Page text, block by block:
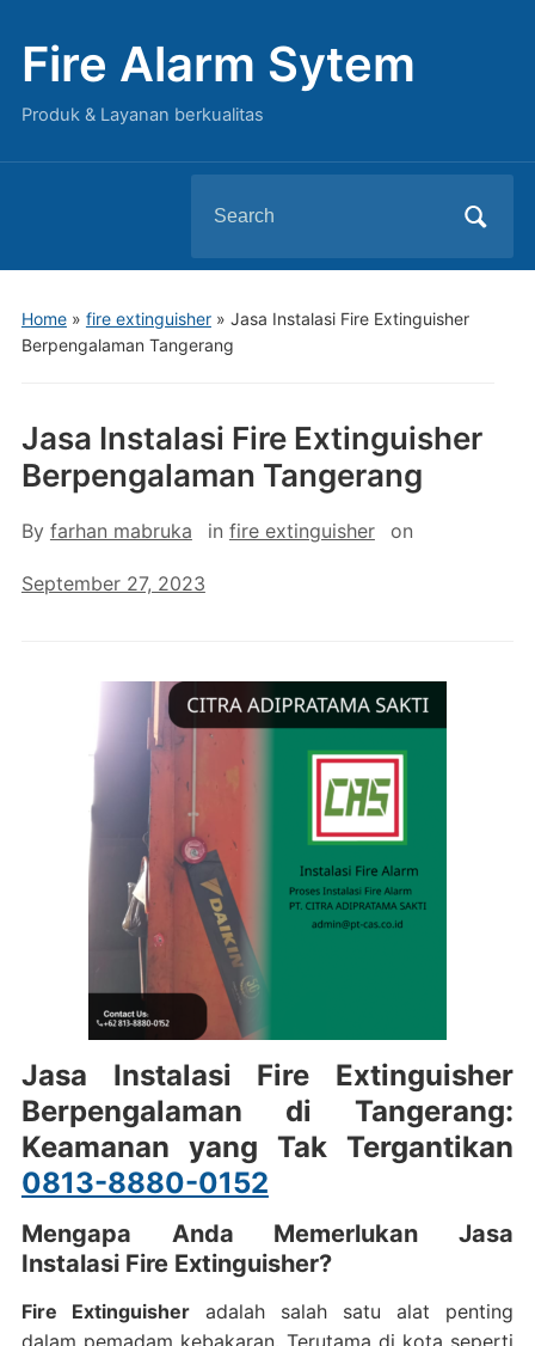
Fire Alarm Sytem
Produk & Layanan berkualitas
for:
Home» fire extinguisher» Jasa Instalasi Fire Extinguisher
Berpengalaman Tangerang
Jasa Instalasi Fire Extinguisher
Berpengalaman Tangerang
By farhan mabruka in fire extinguisher on
September 27, 2023
Jasa Instalasi Fire Extinguisher
Berpengalaman di Tangerang:
Keamanan yang Tak Tergantikan
0813-8880-0152
Mengapa Anda Memerlukan Jasa
Instalasi Fire Extinguisher?
Fire Extinguisheradalah salah satu alat penting
dalam pemadam kebakaran. Terutama di kota seperti